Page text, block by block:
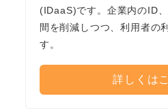
(IDaaS)です。企業内のID
間を削減しつつ、利用者の
す。
詳しくは